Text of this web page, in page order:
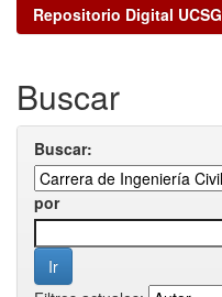
Repositorio Digital UCSG
Buscar
Buscar:
por